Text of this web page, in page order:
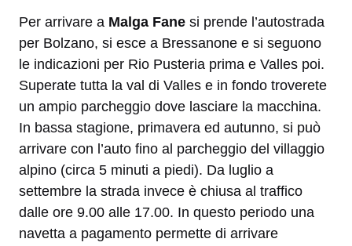
Per arrivare a Malga Fane si prende l’autostrada
per Bolzano, si esce a Bressanone e si seguono
le indicazioni per Rio Pusteria prima e Valles poi.
Superate tutta la val di Valles e in fondo troverete
un ampio parcheggio dove lasciare la macchina.
In bassa stagione, primavera ed autunno, si può
arrivare con l’auto fino al parcheggio del villaggio
alpino (circa 5 minuti a piedi). Da luglio a
settembre la strada invece è chiusa al traffico
dalle ore 9.00 alle 17.00. In questo periodo una
navetta a pagamento permette di arrivare